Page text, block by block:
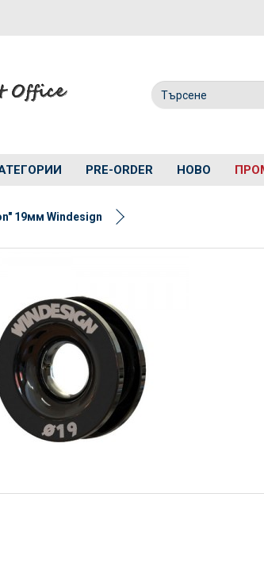
PRE-ORDER НОВО
19мм Windesign